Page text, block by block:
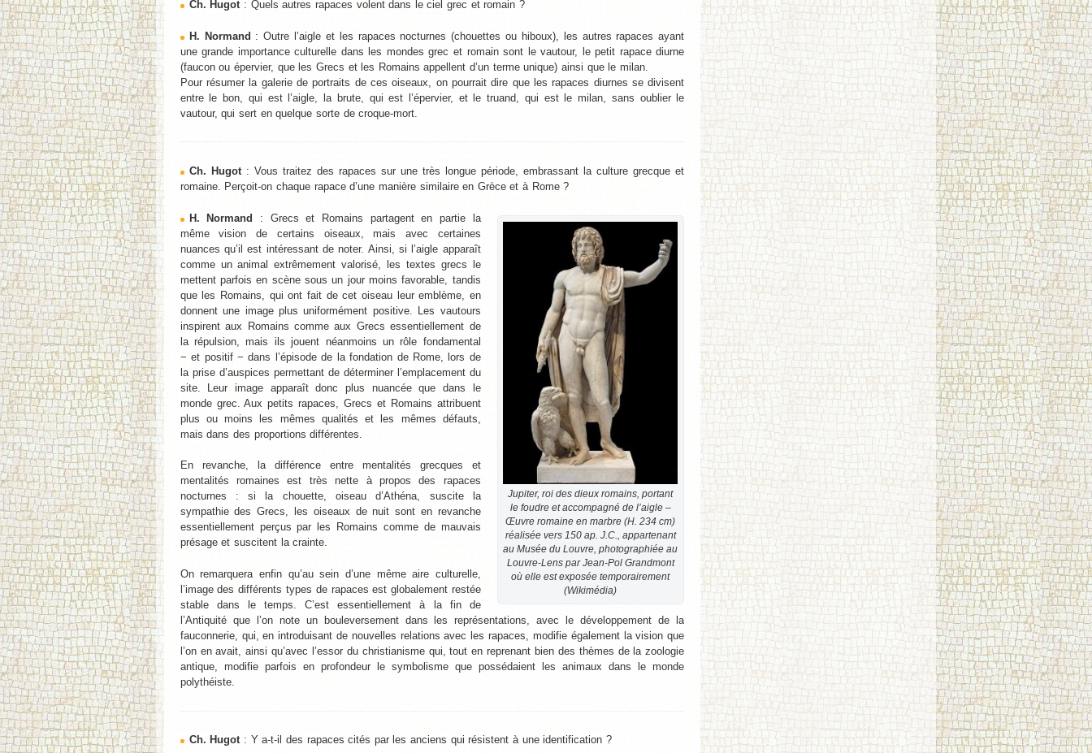
Ch. Hugot: Quels autres rapaces volent dans le ciel grec et romain ?
H. Normand : Outre l’aigle et les rapaces nocturnes (chouettes ou hiboux), les autres rapaces ayant
une grande importance culturelle dans les mondes grec et romain sont le vautour, le petit rapace diurne
(faucon ou épervier, que les Grecs et les Romains appellent d’un terme unique) ainsi que le milan.
Pour résumer la galerie de portraits de ces oiseaux, on pourrait dire que les rapaces diurnes se divisent
entre le bon, qui est l’aigle, la brute, qui est l’épervier, et le truand, qui est le milan, sans oublier le
vautour, qui sert en quelque sorte de croque-mort.
Ch. Hugot: Vous traitez des rapaces sur une très longue période, embrassant la culture grecque et
romaine. Perçoit-on chaque rapace d’une manière similaire en Grèce et à Rome ?
Jupiter, roi des dieux romains, portant
le foudre et accompagné de l’aigle –
Œuvre romaine en marbre (H. 234 cm)
réalisée vers 150 ap. J.C., appartenant
au Musée du Louvre, photographiée au
Louvre-Lens par Jean-Pol Grandmont
où elle est exposée temporairement
(Wikimédia)
H. Normand : Grecs et Romains partagent en partie la
même vision de certains oiseaux, mais avec certaines
nuances qu’il est intéressant de noter. Ainsi, si l’aigle apparaît
comme un animal extrêmement valorisé, les textes grecs le
mettent parfois en scène sous un jour moins favorable, tandis
que les Romains, qui ont fait de cet oiseau leur emblème, en
donnent une image plus uniformément positive. Les vautours
inspirent aux Romains comme aux Grecs essentiellement de
la répulsion, mais ils jouent néanmoins un rôle fondamental
− et positif − dans l’épisode de la fondation de Rome, lors de
la prise d’auspices permettant de déterminer l’emplacement du
site. Leur image apparaît donc plus nuancée que dans le
monde grec. Aux petits rapaces, Grecs et Romains attribuent
plus ou moins les mêmes qualités et les mêmes défauts,
mais dans des proportions différentes.
En revanche, la différence entre mentalités grecques et
mentalités romaines est très nette à propos des rapaces
nocturnes : si la chouette, oiseau d’Athéna, suscite la
sympathie des Grecs, les oiseaux de nuit sont en revanche
essentiellement perçus par les Romains comme de mauvais
présage et suscitent la crainte.
On remarquera enfin qu’au sein d’une même aire culturelle,
l’image des différents types de rapaces est globalement restée
stable dans le temps. C’est essentiellement à la fin de
l’Antiquité que l’on note un bouleversement dans les représentations, avec le développement de la
fauconnerie, qui, en introduisant de nouvelles relations avec les rapaces, modifie également la vision que
l’on en avait, ainsi qu’avec l’essor du christianisme qui, tout en reprenant bien des thèmes de la zoologie
antique, modifie parfois en profondeur le symbolisme que possédaient les animaux dans le monde
polythéiste.
Ch. Hugot: Y a-t-il des rapaces cités par les anciens qui résistent à une identification ?